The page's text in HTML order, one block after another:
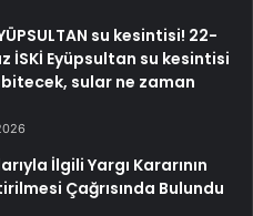
su kesintisi! 22-
İSKİ Eyüpsultan su kesintisi
sular ne zaman
İlgili Yargı Kararının
Çağrısında Bulundu